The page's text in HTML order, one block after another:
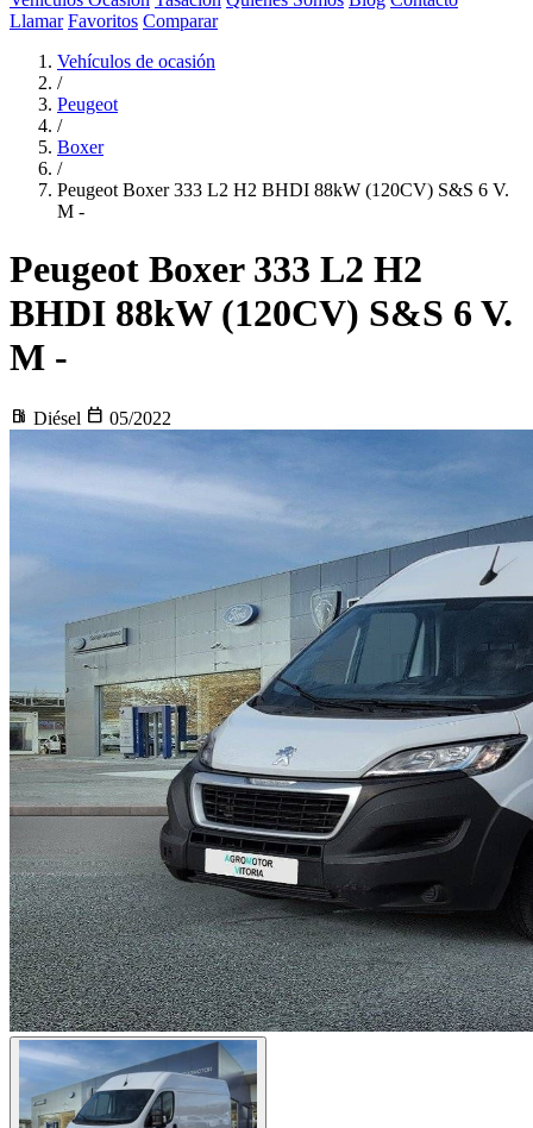
Llamar Favoritos Comparar
Vehículos de ocasión
/
Peugeot
/
Boxer
/
Peugeot Boxer 333 L2 H2 BHDI 88kW (120CV) S&S 6 V.
M -
Peugeot Boxer 333 L2 H2
BHDI 88kW (120CV) S&S 6 V.
M -
local_gas_station Diésel calendar_today 05/2022